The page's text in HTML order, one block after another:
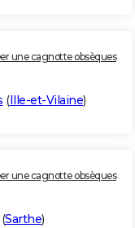
une cagnotte obsèques
(Ille-et-Vilaine)
une cagnotte obsèques
(Sarthe)